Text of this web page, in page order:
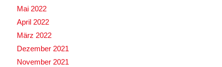
Mai 2022
April 2022
März 2022
Dezember 2021
November 2021